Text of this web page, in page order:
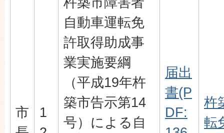
市
1
自動車運転免
許取得助成事
業実施要綱
（平成19年杵
築市告示第14
号）による自
届出
書(P
DF:
杵
転